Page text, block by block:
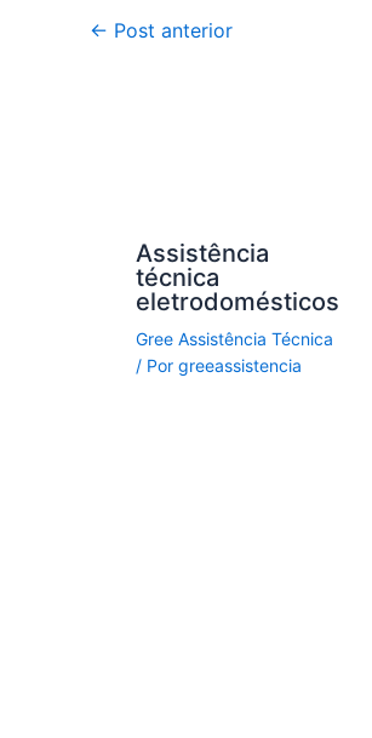
b
← Post anterior
Assistência
técnica
eletrodomésticos
Gree Assistência Técnica
/ Por greeassistencia